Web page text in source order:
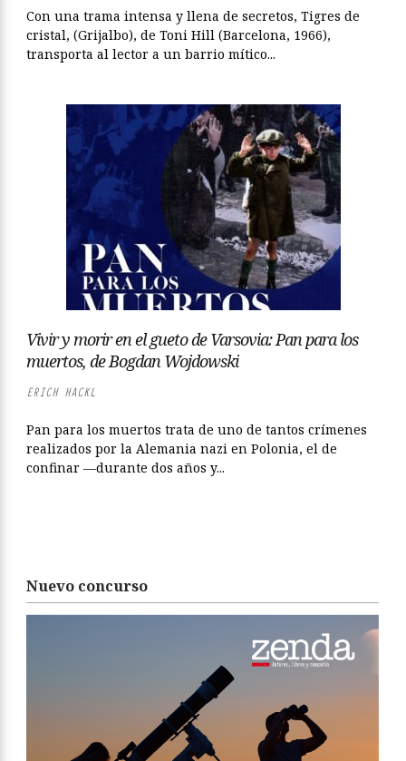
Con una trama intensa y llena de secretos, Tigres de
cristal, (Grijalbo), de Toni Hill (Barcelona, 1966),
transporta al lector a un barrio mítico...
Vivir y morir en el gueto de Varsovia: Pan para los
muertos, de Bogdan Wojdowski
ERICH HACKL
Pan para los muertos trata de uno de tantos crímenes
realizados por la Alemania nazi en Polonia, el de
confinar —durante dos años y...
Nuevo concurso